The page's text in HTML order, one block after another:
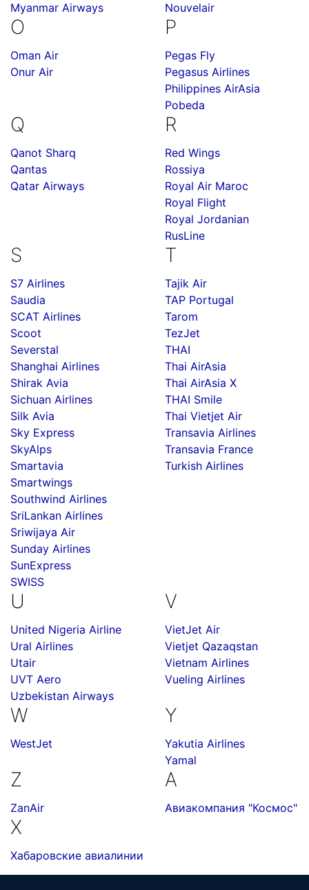
Myanmar Airways
Nouvelair
O
Oman Air
Onur Air
P
Pegas Fly
Pegasus Airlines
Philippines AirAsia
Pobeda
Q
Qanot Sharq
Qantas
Qatar Airways
R
Red Wings
Rossiya
Royal Air Maroc
Royal Flight
Royal Jordanian
RusLine
S
S7 Airlines
Saudia
SCAT Airlines
Scoot
Severstal
Shanghai Airlines
Shirak Avia
Sichuan Airlines
Silk Avia
Sky Express
SkyAlps
Smartavia
Smartwings
Southwind Airlines
SriLankan Airlines
Sriwijaya Air
Sunday Airlines
SunExpress
SWISS
T
Tajik Air
TAP Portugal
Tarom
TezJet
THAI
Thai AirAsia
Thai AirAsia X
THAI Smile
Thai Vietjet Air
Transavia Airlines
Transavia France
Turkish Airlines
U
United Nigeria Airline
Ural Airlines
Utair
UVT Aero
Uzbekistan Airways
V
VietJet Air
Vietjet Qazaqstan
Vietnam Airlines
Vueling Airlines
W
WestJet
Y
Yakutia Airlines
Yamal
Z
ZanAir
А
Авиакомпания "Космос"
Х
Хабаровские авиалинии